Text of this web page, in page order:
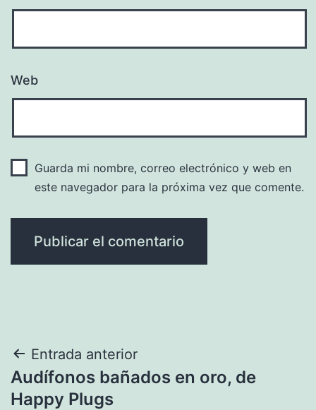
Web
Guarda mi nombre, correo electrónico y web en
este navegador para la próxima vez que comente.
Navegación
de
Entrada anterior
Audífonos bañados en oro, de
Happy Plugs